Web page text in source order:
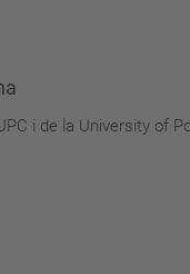
i de la University of